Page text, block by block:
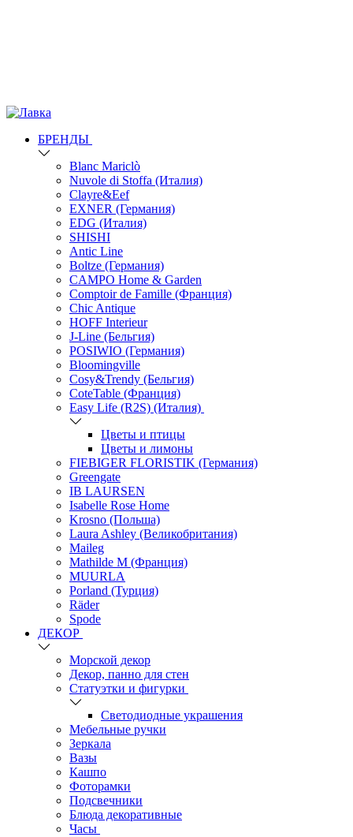
БРЕНДЫ
Blanc Mariclò
Nuvole di Stoffa (Италия)
Clayre&Eef
EXNER (Германия)
EDG (Италия)
SHISHI
Antic Line
Boltze (Германия)
CAMPO Home & Garden
Comptoir de Famille (Франция)
Chic Antique
HOFF Interieur
J-Line (Бельгия)
POSIWIO (Германия)
Bloomingville
Cosy&Trendy (Бельгия)
CoteTable (Франция)
Easy Life (R2S) (Италия)
Цветы и птицы
Цветы и лимоны
FIEBIGER FLORISTIK (Германия)
Greengate
IB LAURSEN
Isabelle Rose Home
Krosno (Польша)
Laura Ashley (Великобритания)
Maileg
Mathilde M (Франция)
MUURLA
Porland (Турция)
Räder
Spode
ДЕКОР
Морской декор
Декор, панно для стен
Статуэтки и фигурки
Светодиодные украшения
Мебельные ручки
Зеркала
Вазы
Кашпо
Фоторамки
Подсвечники
Блюда декоративные
Часы